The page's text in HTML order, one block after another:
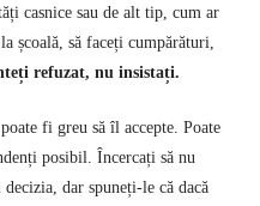
casnice sau de alt tip, cum ar
școală, să faceți cumpărături,
refuzat, nu insistați.
fi greu să îl accepte. Poate
posibil. Încercați să nu
dar spuneți-le că dacă